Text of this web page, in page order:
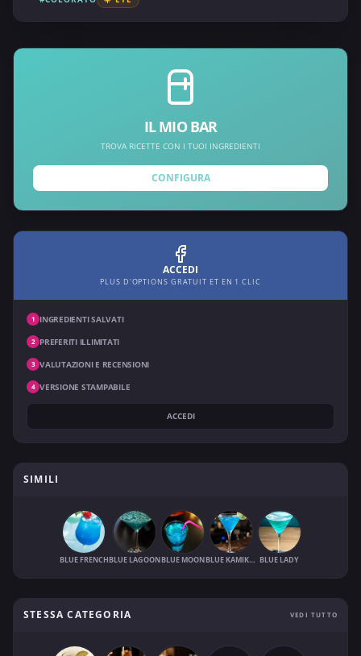
IL MIO BAR
TROVA RICETTE CON I TUOI INGREDIENTI
CONFIGURA
ACCEDI
PLUS D'OPTIONS GRATUIT ET EN 1 CLIC
1 INGREDIENTI SALVATI
2 PREFERITI ILLIMITATI
3 VALUTAZIONI E RECENSIONI
4 VERSIONE STAMPABILE
ACCEDI
SIMILI
BLUE FRENCHBLUE LAGOONBLUE MOON BLUE KAMIKAZE BLUE LADY
STESSA CATEGORIA VEDI TUTTO